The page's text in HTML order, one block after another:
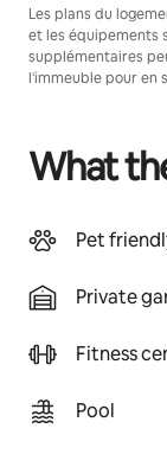
Les plans du
et les équipements
supplémentaires
l'immeuble pour en
What
Pet
Private
Fitness
Pool